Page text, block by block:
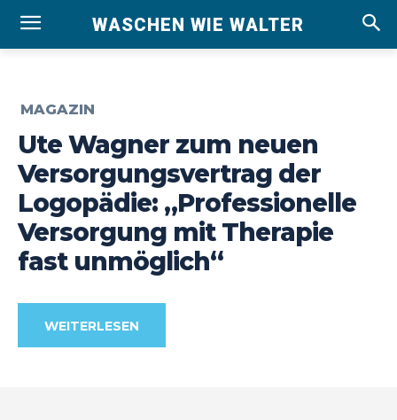
WASCHEN WIE WALTER
MAGAZIN
Ute Wagner zum neuen
Versorgungsvertrag der
Logopädie: „Professionelle
Versorgung mit Therapie
fast unmöglich“
WEITERLESEN